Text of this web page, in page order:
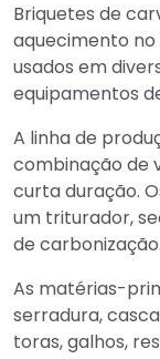
Briquetes de
aquecimento
usados em
equipamentos
A linha de
combinação de
curta duração.
um triturador,
de carbonização.
As matérias-
serradura,
toras, galhos,